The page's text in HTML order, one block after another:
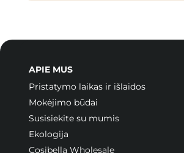
APIE MUS
Pristatymo laikas ir išlaidos
Mokėjimo būdai
Susisiekite su mumis
Ekologija
Cosibella Wholesale